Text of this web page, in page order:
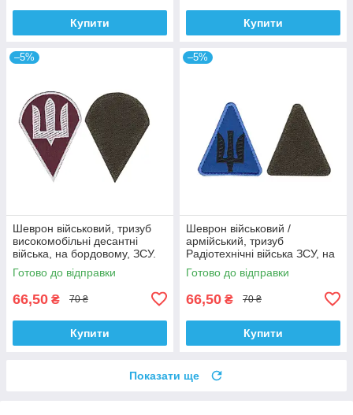
Купити Купити
–5%
Шеврон військовий, тризуб
високомобільні десантні
війська, на бордовому, ЗСУ.
10 см * 7 см
Готово до відправки
66,50 ₴ 70 ₴
Купити
–5%
Шеврон військовий /
армійський, тризуб
Радіотехнічні війська ЗСУ, на
блакитному фоні, 8 см * 7 см
Готово до відправки
66,50 ₴ 70 ₴
Купити
Показати ще